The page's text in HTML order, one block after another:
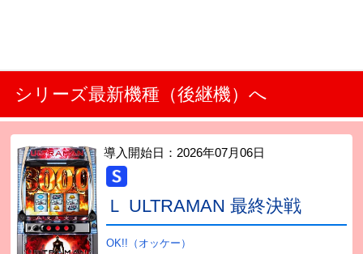
シリーズ最新機種（後継機）へ
導入開始日： 2026年07月06日
Ｌ ULTRAMAN 最終決戦
OK!!（オッケー）